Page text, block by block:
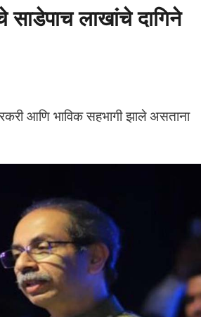
साडेपाच लाखांचे दागिने
आणि भाविक सहभागी झाले असताना